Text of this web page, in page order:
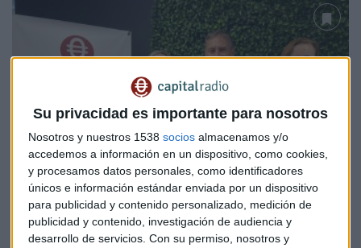
Su privacidad es importante para nosotros
Nosotros y nuestros 1538 socios almacenamos y/o
accedemos a información en un dispositivo, como cookies,
y procesamos datos personales, como identificadores
únicos e información estándar enviada por un dispositivo
para publicidad y contenido personalizado, medición de
publicidad y contenido, investigación de audiencia y
desarrollo de servicios. Con su permiso, nosotros y